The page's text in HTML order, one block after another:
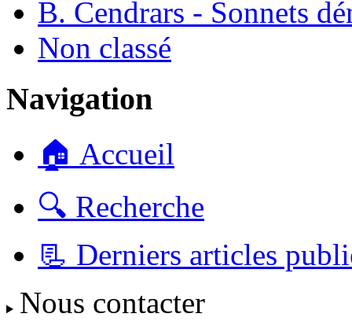
B. Cendrars - Sonnets
Non classé
Navigation
🏠 Accueil
🔍 Recherche
📃 Derniers articles
Nous contacter